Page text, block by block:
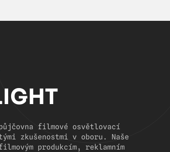
filmové osvětlovací
zkušenostmi v oboru. Naše
produkcím, reklamním